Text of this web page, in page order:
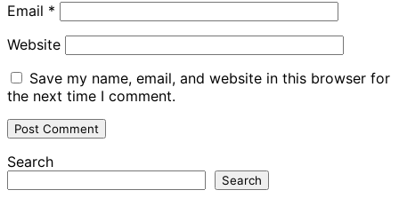
Email *
Website
Save my name, email, and website in this browser for
the next time I comment.
Search
Search